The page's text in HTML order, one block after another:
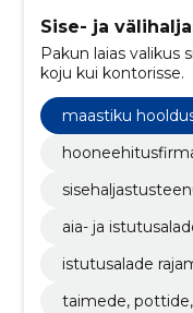
Sise- ja
Pakun laias valikus
koju kui kontorisse.
maastiku
aia- ja
istutusalade
taimede,